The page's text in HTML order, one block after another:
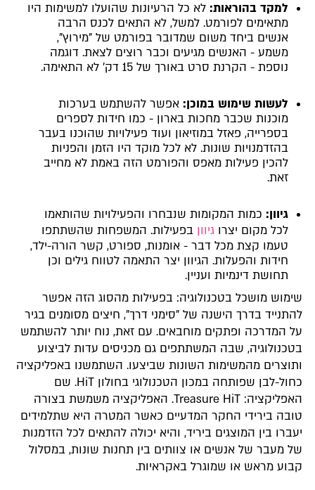
למקד בהוראות: לא כל הרעיונות שהועלו למשימות היו
מתאימים לפורמט. למשל, לא התאים לכנס הרבה
אנשים ביחד משום שמדובר בפורמט של "מירוץ",
משמע - האנשים מגיעים וכבר רוצים לצאת. דוגמה
נוספת - הקרנת סרט באורך של 15 דק' לא התאימה.
לעשות שימוש במוכן: אפשר להשתמש בערכות
מוכנות שכבר מחכות בארון - כמו חידות לספרים
בספרייה, פאזל במוזיאון ועוד פעילויות שהוכנו בעבר
בהזדמנויות שונות. לא לכל מוקד היו הזמן והפניות
להכין פעילות מאפס והפורמט הזה באמת לא מחייב
זאת.
גיוון: כמות המקומות שנבחרו והפעילויות שהותאמו
לכל מקום יצרו גיוון בפעילות. המשפחות שהשתתפו
טעמו קצת מכל דבר - אומנות, ספורט, קשר הורה-ילד,
חידות והפעלות. הגיוון יצר התאמה לטווח גילים וכן
תחושת דינמיות ועניין.
שימוש מושכל בטכנולוגיה: בפעילות מהסוג הזה אפשר
להתנייד בדרך הישנה של "סימני דרך", חיצים מסומנים בגיר
על המדרכה ופתקים מוחבאים. עם זאת, נוח יותר להשתמש
בטכנולוגיה, שבה המשתתפים גם מכניסים עדות לביצוע
ותוצרים מהמשימות השונות שביצעו. השתמשנו באפליקציה
כחול-לבן שפותחה במכון הטכנולוגי בחולון HiT. שם
האפליקציה: Treasure HiT. האפליקציה משמשת בצורה
טובה בירידי החקר המדעיים כאשר המטרה היא שתלמידים
יעברו בין המוצגים ביריד, והיא יכולה להתאים לכל הזדמנות
של מעבר של אנשים או צוותים בין תחנות שונות, במסלול
קבוע מראש או שמוגרל באקראיות.